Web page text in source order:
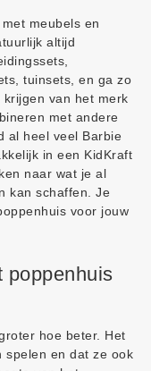
meubels en
altijd
tuinsets, en ga zo
van het merk
met andere
al heel veel Barbie
in een KidKraft
naar wat je al
kan schaffen. Je
voor jouw
poppenhuis
hoe beter. Het
spelen en dat ze ook